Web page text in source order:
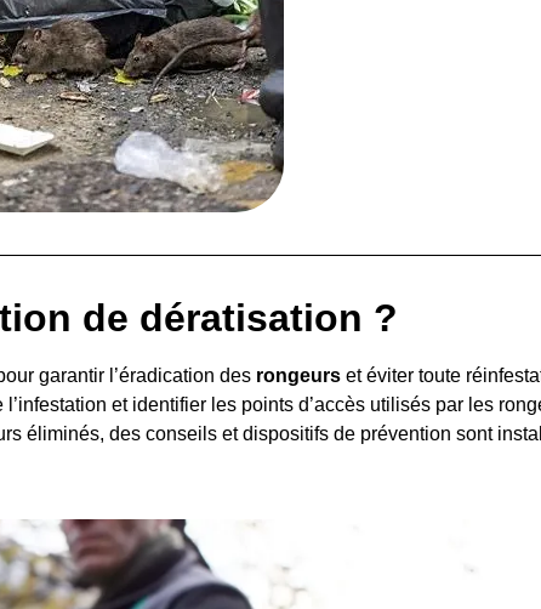
de dératisation ?
garantir l’éradication des rongeurs et éviter toute
l’infestation et identifier les points d’accès utilisés par les
éliminés, des conseils et dispositifs de prévention sont